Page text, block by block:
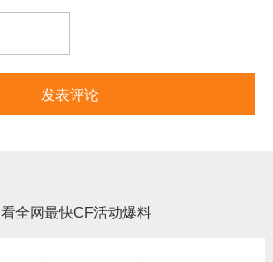
看全网最快CF活动爆料